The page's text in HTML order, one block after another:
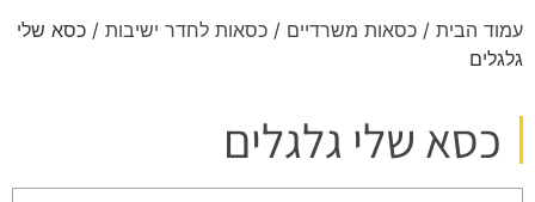
עמוד הבית / כסאות משרדיים / כסאות לחדר ישיבות / כסא שלי
גלגלים
כסא שלי גלגלים